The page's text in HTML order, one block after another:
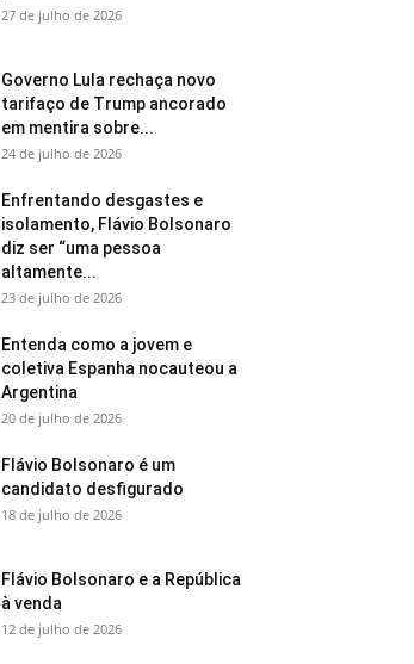
27 de julho de 2026
Governo Lula rechaça novo
tarifaço de Trump ancorado
em mentira sobre...
24 de julho de 2026
Enfrentando desgastes e
isolamento, Flávio Bolsonaro
diz ser “uma pessoa
altamente...
23 de julho de 2026
Entenda como a jovem e
coletiva Espanha nocauteou a
Argentina
20 de julho de 2026
Flávio Bolsonaro é um
candidato desfigurado
18 de julho de 2026
Flávio Bolsonaro e a República
à venda
12 de julho de 2026